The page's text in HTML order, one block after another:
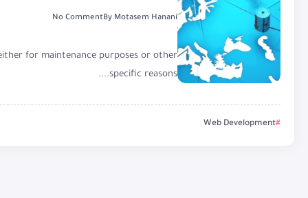
By Motasem Hanani
No Comment
for maintenance purposes or other
specific reasons....
Web Development